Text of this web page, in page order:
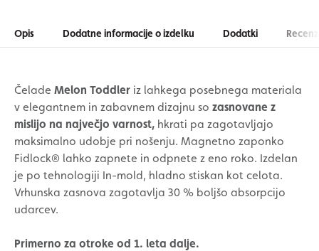
Opis Dodatne informacije o izdelku Dodatki
Čelade Melon Toddler iz lahkega posebnega materiala
v elegantnem in zabavnem dizajnu so zasnovane z
mislijo na največjo varnost, hkrati pa zagotavljajo
maksimalno udobje pri nošenju. Magnetno zaponko
Fidlock® lahko zapnete in odpnete z eno roko. Izdelan
je po tehnologiji In-mold, hladno stiskan kot celota.
Vrhunska zasnova zagotavlja 30 % boljšo absorpcijo
udarcev.
Primerno za otroke od 1. leta dalje.